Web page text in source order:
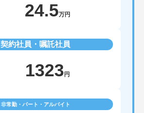
24.5万円
契約社員・嘱託社員
1323 円
非常勤・パート・アルバイト